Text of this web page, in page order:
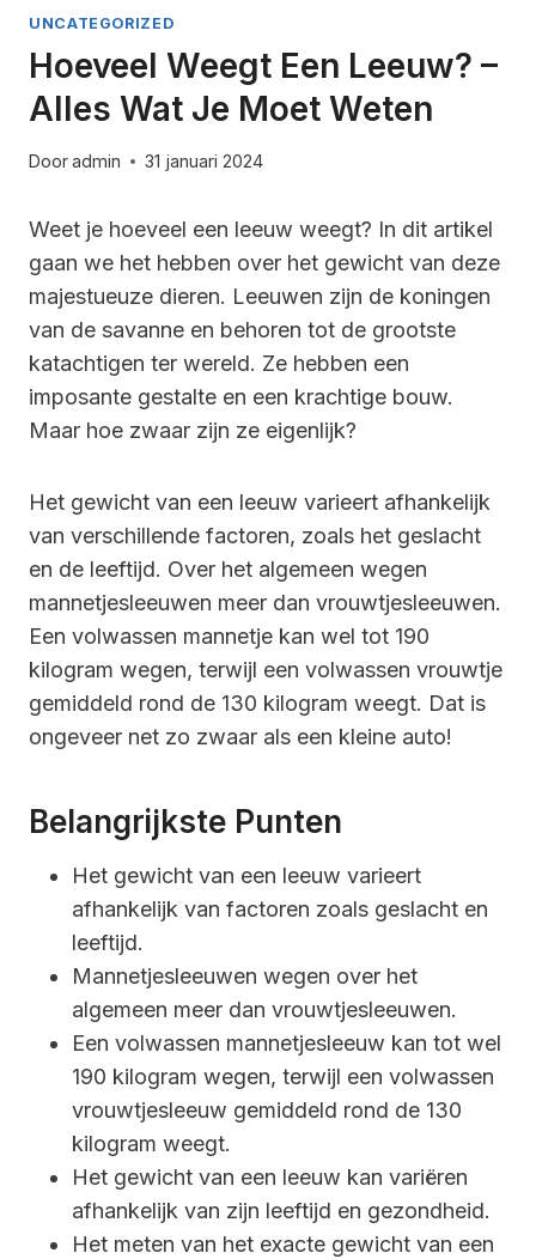
UNCATEGORIZED
Hoeveel Weegt Een Leeuw? –
Alles Wat Je Moet Weten
Dooradmin 31 januari 2024
Weet je hoeveel een leeuw weegt? In dit artikel
gaan we het hebben over het gewicht van deze
majestueuze dieren. Leeuwen zijn de koningen
van de savanne en behoren tot de grootste
katachtigen ter wereld. Ze hebben een
imposante gestalte en een krachtige bouw.
Maar hoe zwaar zijn ze eigenlijk?
Het gewicht van een leeuw varieert afhankelijk
van verschillende factoren, zoals het geslacht
en de leeftijd. Over het algemeen wegen
mannetjesleeuwen meer dan vrouwtjesleeuwen.
Een volwassen mannetje kan wel tot 190
kilogram wegen, terwijl een volwassen vrouwtje
gemiddeld rond de 130 kilogram weegt. Dat is
ongeveer net zo zwaar als een kleine auto!
Belangrijkste Punten
Het gewicht van een leeuw varieert
afhankelijk van factoren zoals geslacht en
leeftijd.
Mannetjesleeuwen wegen over het
algemeen meer dan vrouwtjesleeuwen.
Een volwassen mannetjesleeuw kan tot wel
190 kilogram wegen, terwijl een volwassen
vrouwtjesleeuw gemiddeld rond de 130
kilogram weegt.
Het gewicht van een leeuw kan variëren
afhankelijk van zijn leeftijd en gezondheid.
Het meten van het exacte gewicht van een